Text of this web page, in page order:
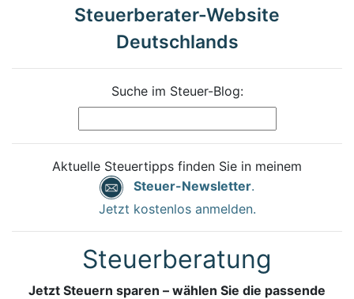
Steuerberater-Website
Deutschlands
Suche im Steuer-Blog:
Aktuelle Steuertipps finden Sie in meinem
Steuer-Newsletter.
Jetzt kostenlos anmelden.
Steuerberatung
Jetzt Steuern sparen – wählen Sie die passende